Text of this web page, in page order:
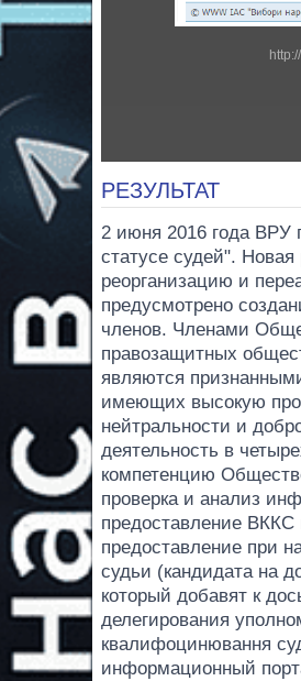
РЕЗУЛЬТАТ
2 июня 2016 года ВРУ
статусе судей".
реорганизацию и
предусмотрено
членов. Членами
правозащитных
являются
имеющих высокую
нейтральности и
деятельность в
компетенцию
проверка и анализ
предоставление
предоставление при
судьи (кандидата на
который добавят к
делегирования
квалифоцинювання
информационный